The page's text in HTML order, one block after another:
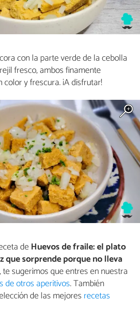
con la parte verde de la cebolla
fresco, ambos finamente
y frescura. ¡A disfrutar!
deHuevos de fraile: el plato
que sorprende porque no lleva
, te sugerimos que entres en nuestra
de otros aperitivos. También
de las mejores recetas